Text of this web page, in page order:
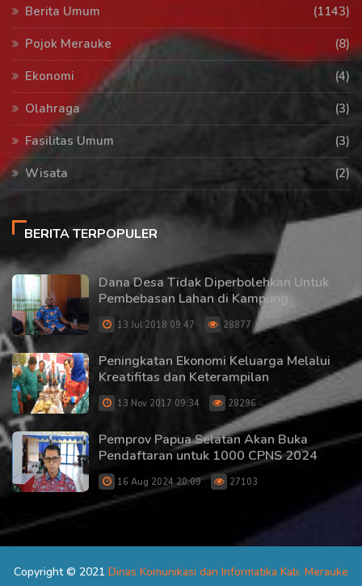
Berita Umum
(1143)
Pojok Merauke
(8)
Ekonomi
(4)
Olahraga
(3)
Fasilitas Umum
(3)
Wisata
(2)
BERITA TERPOPULER
Dana Desa Tidak Diperbolehkan Untuk
Pembebasan Lahan di Kampung
13 Jul 2018 09:47 28877
Peningkatan Ekonomi Keluarga Melalui
Kreatifitas dan Keterampilan
13 Nov 2017 09:34 28296
Pemprov Papua Selatan Akan Buka
Pendaftaran untuk 1000 CPNS 2024
16 Aug 2024 20:09 27103
Copyright © 2021 Dinas Komunikasi dan Informatika Kab. Merauke